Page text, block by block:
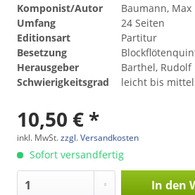
Komponist/Autor
Baumann, Max
Umfang
24 Seiten
Editionsart
Partitur
Besetzung
Herausgeber
Barthel, Rudolf
Schwierigkeitsgrad
leicht bis
10,50 € *
inkl. MwSt.zzgl. Versandkosten
Sofort versandfertig
In den